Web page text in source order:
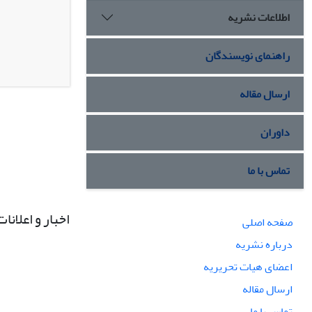
اطلاعات نشریه
راهنمای نویسندگان
ارسال مقاله
داوران
تماس با ما
صفحه اصلی
درباره نشریه
اعضای هیات تحریریه
ارسال مقاله
اخبار و